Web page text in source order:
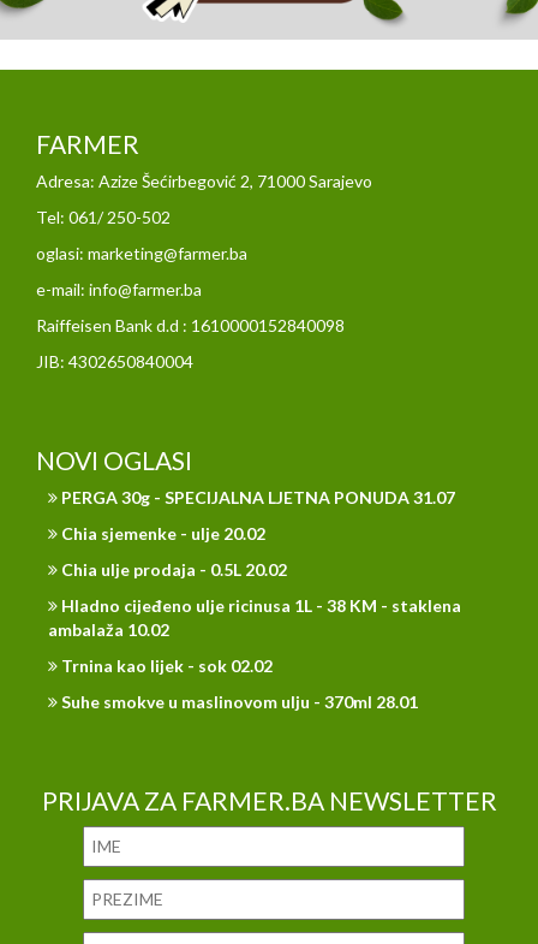
FARMER
Adresa: Azize Šećirbegović 2, 71000 Sarajevo
Tel: 061/ 250-502
oglasi: marketing@farmer.ba
e-mail: info@farmer.ba
Raiffeisen Bank d.d : 1610000152840098
JIB: 4302650840004
NOVI OGLASI
PERGA 30g - SPECIJALNA LJETNA PONUDA 31.07
Chia sjemenke - ulje 20.02
Chia ulje prodaja - 0.5L 20.02
Hladno cijeđeno ulje ricinusa 1L - 38 KM - staklena
ambalaža 10.02
Trnina kao lijek - sok 02.02
Suhe smokve u maslinovom ulju - 370ml 28.01
PRIJAVA ZA FARMER.BA NEWSLETTER